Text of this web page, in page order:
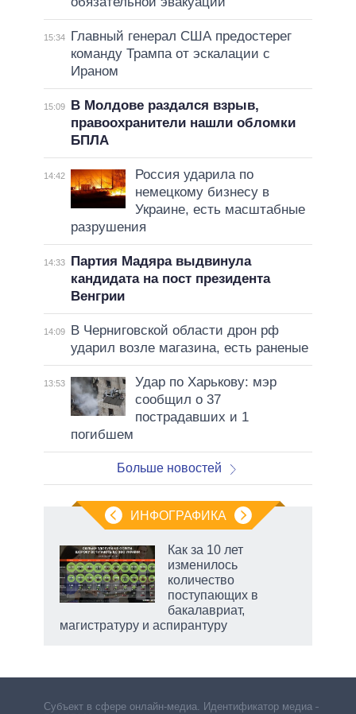
15:34
Главный генерал США предостерег
команду Трампа от эскалации с
Ираном
15:09
В Молдове раздался взрыв,
правоохранители нашли обломки
БПЛА
14:42
Россия ударила по
немецкому бизнесу в
Украине, есть масштабные
разрушения
14:33
Партия Мадяра выдвинула
кандидата на пост президента
Венгрии
14:09
В Черниговской области дрон рф
ударил возле магазина, есть раненые
13:53
Удар по Харькову: мэр
сообщил о 37
пострадавших и 1
погибшем
Больше новостей
ИНФОГРАФИКА
Как за 10 лет
изменилось
количество
поступающих в
бакалавриат,
магистратуру и аспирантуру
Субъект в сфере онлайн-медиа. Идентификатор медиа –